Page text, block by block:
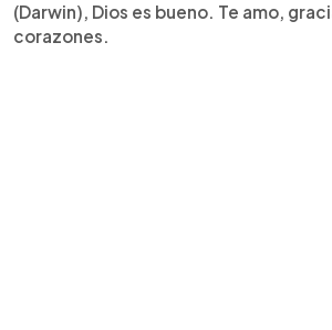
(Darwin), Dios es bueno. Te amo,
corazones.